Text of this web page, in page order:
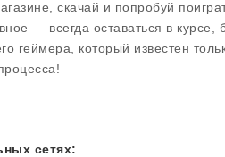
скачай и попробуй
— всегда оставаться в
геймера, который известен
сетях: